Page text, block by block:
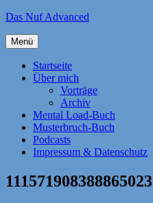
Zum
springen
Das Nuf Advanced
Menü
Startseite
Über mich
Vorträge
Archiv
Mental Load-Buch
Musterbruch-Buch
Podcasts
Impressum & Datenschutz
111571908388865023